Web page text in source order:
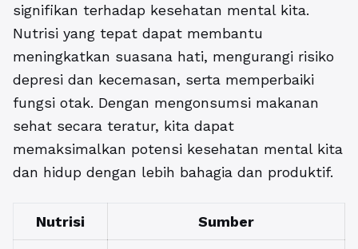
signifikan terhadap kesehatan mental kita.
Nutrisi yang tepat dapat membantu
meningkatkan suasana hati, mengurangi risiko
depresi dan kecemasan, serta memperbaiki
fungsi otak. Dengan mengonsumsi makanan
sehat secara teratur, kita dapat
memaksimalkan potensi kesehatan mental kita
dan hidup dengan lebih bahagia dan produktif.
Nutrisi Sumber